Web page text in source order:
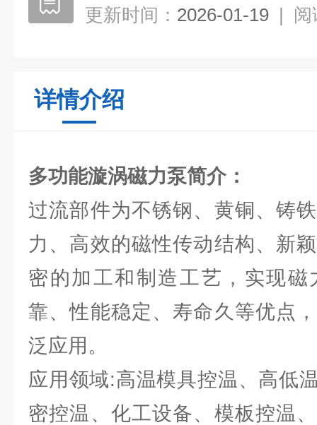
更新时间： 2026-01-19 | 阅
详情介绍
多功能漩涡磁力泵简介：
过流部件为不锈钢、黄铜、铸
力、高效的磁性传动结构、新
密的加工和制造工艺，实现
靠、性能稳定、寿命久等优点
泛应用。
应用领域:高温模具控温、高低
密控温、化工设备、模板控温